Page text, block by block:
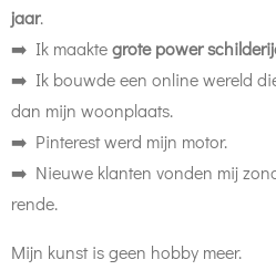
jaar.
➡️ Ik maaktegrote power
➡️ Ik bouwde een online wereld
dan mijn woonplaats.
➡️ Pinterest werd mijn motor.
➡️ Nieuwe klanten vonden mij
rende.
Mijn kunst is geen hobby meer.